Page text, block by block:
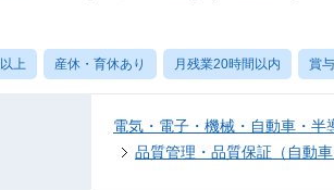
上 産休・育休あり 月残業20時間以内 賞
電気・電子・機械・自動車・半
品質管理・品質保証（自動車